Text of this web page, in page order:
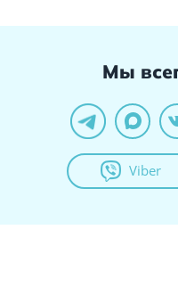
Мы
Viber